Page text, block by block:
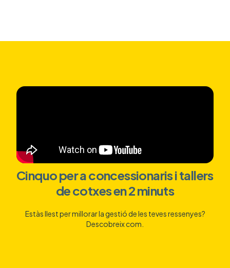
Cinquo per a concessionaris i tallers
de cotxes en 2 minuts
Estàs llest per millorar la gestió de les teves ressenyes?
Descobreix com.